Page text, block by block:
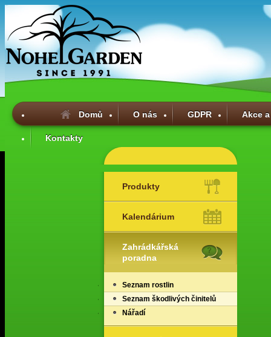
Domů O nás GDPR Akce
Kontakty
Produkty
Kalendárium
Zahrádkářská
poradna
Seznam rostlin
Seznam škodlivých činitelů
Nářadí